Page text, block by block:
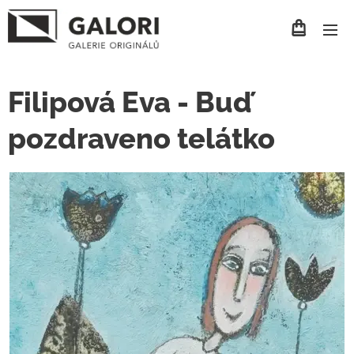
Filipová Eva - Buď
pozdraveno telátko